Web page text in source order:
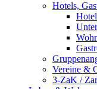
Hotels,
Vereine &
3-ZaK /